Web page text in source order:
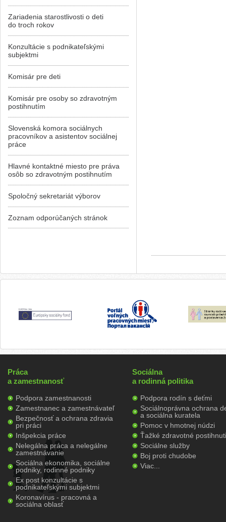
Zariadenia starostlivosti o deti
do troch rokov
Konzultácie s podnikateľskými
subjektmi
Komisár pre deti
Komisár pre osoby so zdravotným
postihnutím
Slovenská komora sociálnych
pracovníkov a asistentov sociálnej
práce
Hlavné kontaktné miesto pre práva
osôb so zdravotným postihnutím
Spoločný sekretariát výborov
Zoznam odporúčaných stránok
Práca
a zamestnanosť
Podpora zamestnanosti
Zamestnanec a zamestnávateľ
Bezpečnosť a ochrana zdravia
pri práci
Inšpekcia práce
Nelegálna práca a nelegálne
zamestnávanie
Sociálna ekonomika, sociálne
podniky, rodinné podniky
Ex post konzultácie s
podnikateľskými subjektmi
Koronavírus - pracovná a
sociálna oblasť
Sociálna
a rodinná politika
Podpora rodín s deťmi
Sociálnoprávna ochrana
a sociálna kuratela
Pomoc v hmotnej núdzi
Ťažké zdravotné
Sociálne služby
Boj proti chudobe
Viac...